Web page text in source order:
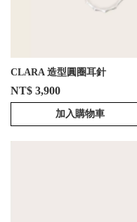
CLARA 造型圓圈耳針
NT$ 3,900
加入購物車